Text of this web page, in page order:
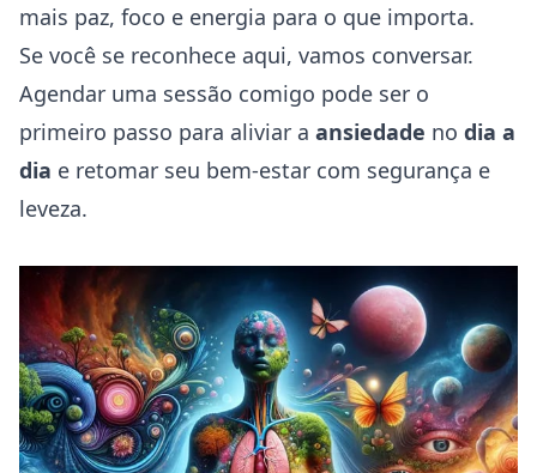
mais paz, foco e energia para o que importa.
Se você se reconhece aqui, vamos conversar.
Agendar uma sessão comigo pode ser o
primeiro passo para aliviar a ansiedade no dia a
dia e retomar seu bem-estar com segurança e
leveza.